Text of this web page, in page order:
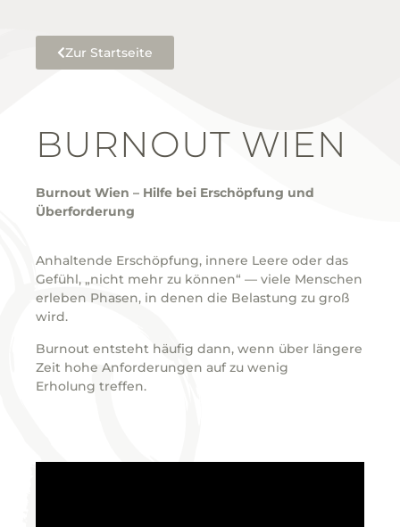
Zur Startseite
BURNOUT WIEN
Burnout Wien – Hilfe bei Erschöpfung und
Überforderung
Anhaltende Erschöpfung, innere Leere oder das
Gefühl, „nicht mehr zu können“ — viele Menschen
erleben Phasen, in denen die Belastung zu groß
wird.
Burnout entsteht häufig dann, wenn über längere
Zeit hohe Anforderungen auf zu wenig
Erholung treffen.